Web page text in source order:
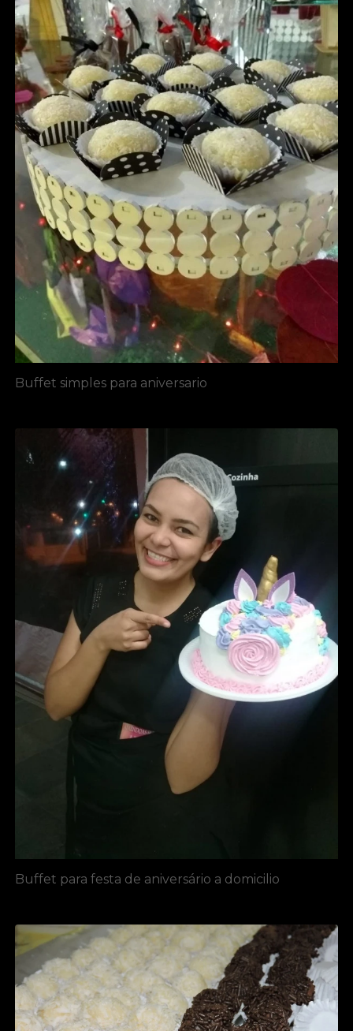
Buffet simples para aniversario
Buffet para festa de aniversário a domicilio